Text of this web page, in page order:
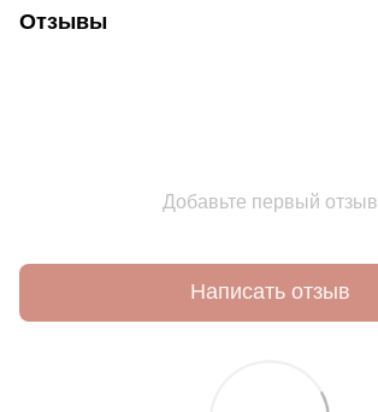
Отзывы
Добавьте первый отзыв
Написать отзыв